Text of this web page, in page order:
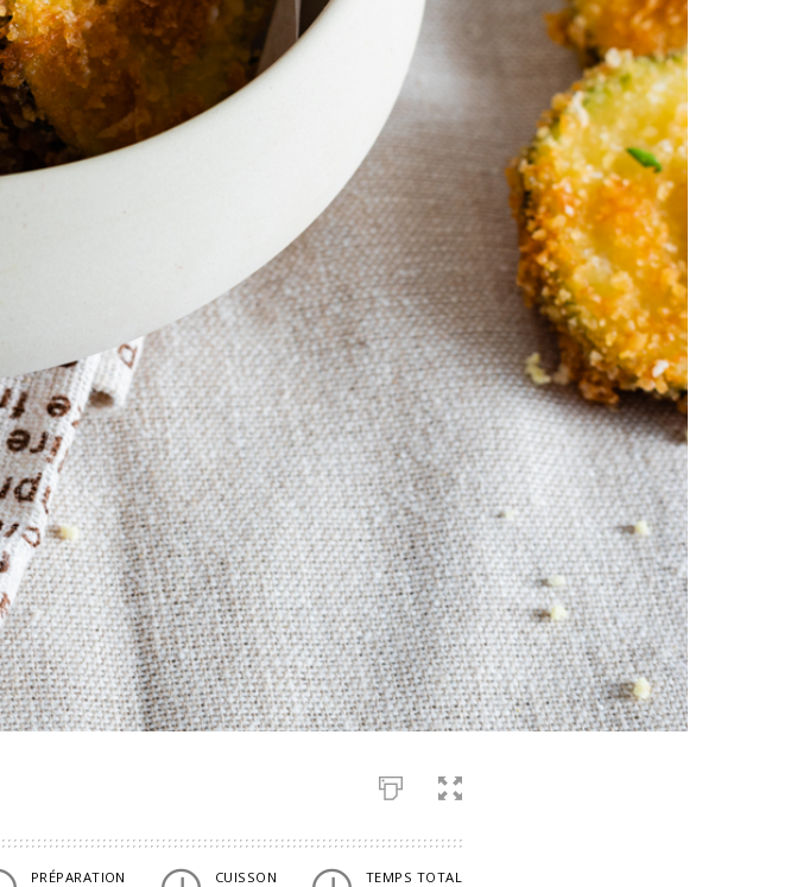
PRÉPARATION CUISSON TEMPS TOTAL